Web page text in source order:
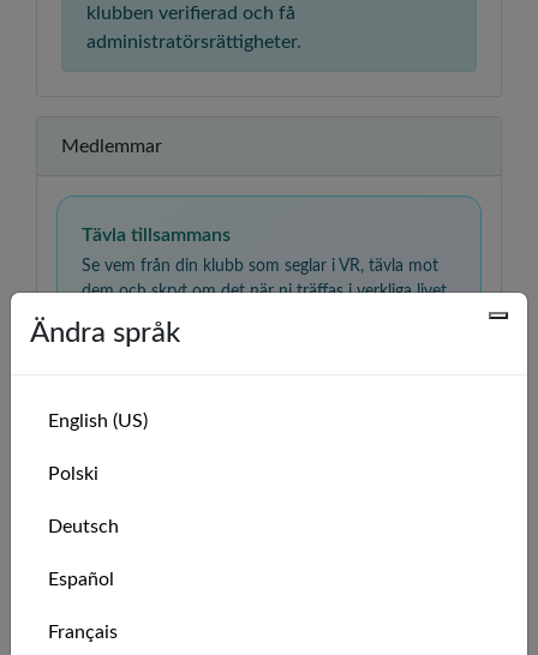
klubben verifierad och få
administratörsrättigheter.
Medlemmar
Tävla tillsammans
Se vem från din klubb som seglar i VR, tävla mot
dem och skryt om det när ni träffas i verkliga livet.
Lär er tillsammans
Öva på seglingskunskaper, jämför erfarenheter och
Klubbens plats
Ändra språk
English (US)
Polski
Deutsch
Español
Français